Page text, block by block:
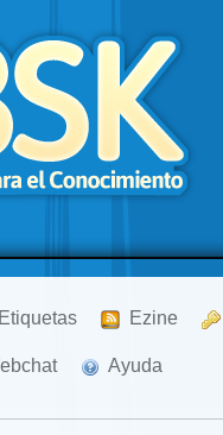
Etiquetas Ezine
Ayuda